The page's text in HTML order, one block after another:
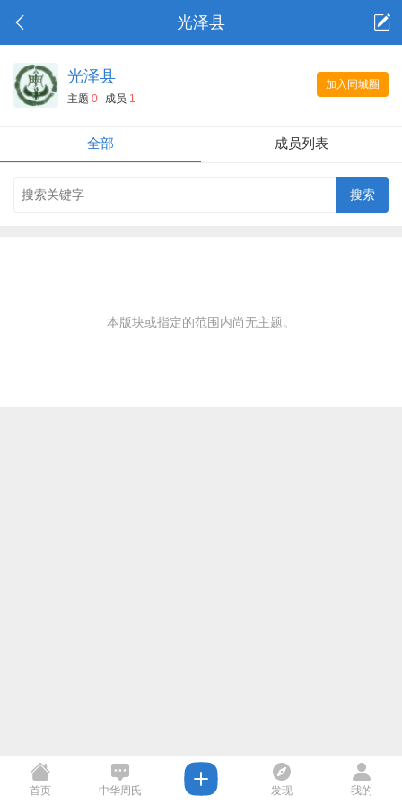
光泽县
加入同城圈
光泽县
主题 0 成员 1
全部 成员列表
本版块或指定的范围内尚无主题。
首页 中华周氏 发现 我的